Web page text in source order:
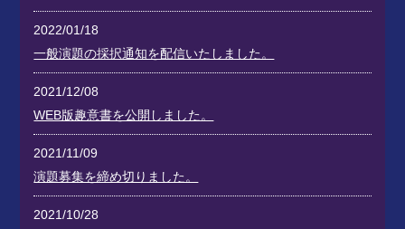
2022/01/18
一般演題の採択通知を配信いたしました。
2021/12/08
WEB版趣意書を公開しました。
2021/11/09
演題募集を締め切りました。
2021/10/28